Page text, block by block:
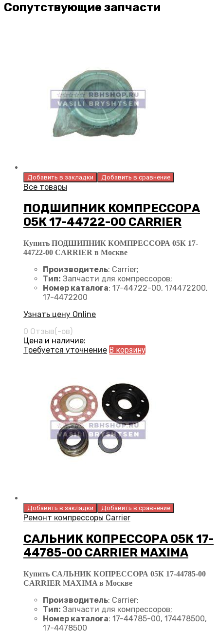
Сопутствующие запчасти
Добавить в закладки Добавить в сравнение
Все товары
ПОДШИПНИК КОМПРЕССОРА
05К 17-44722-00 CARRIER
Купить ПОДШИПНИК КОМПРЕССОРА 05К 17-
44722-00 CARRIER в Москве
Производитель: Carrier;
Тип: Запчасти для компрессоров;
Номер каталога: 17-44722-00, 174472200,
17-4472200
Узнать цену Online
0 Отзыв(-ов)
Цена и наличие:
Требуется уточнение В корзину
Добавить в закладки Добавить в сравнение
Ремонт компрессоры Carrier
САЛЬНИК КОПРЕССОРА 05К 17-
44785-00 CARRIER MAXIMA
Купить САЛЬНИК КОПРЕССОРА 05К 17-44785-00
CARRIER MAXIMA в Москве
Производитель: Carrier;
Тип: Запчасти для компрессоров;
Номер каталога: 17-44785-00, 174478500,
17-4478500